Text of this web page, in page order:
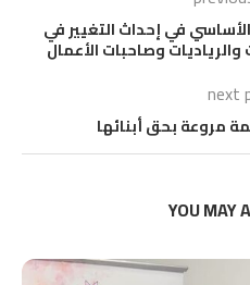
في إحداث التغيير في
وصاحبات الأعمال
next
مروعة بحق أبنائها
YOU MAY